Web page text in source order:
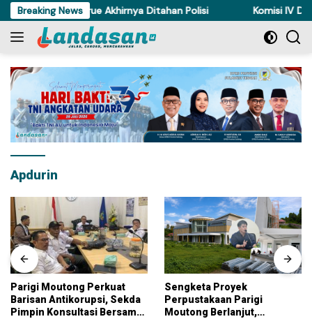
Langsung
ke
konten
Breaking News
Ayam di Torue Akhirnya Ditahan Polisi Komisi IV DPRD
Apdurin
Parigi Moutong Perkuat
Barisan Antikorupsi, Sekda
Pimpin Konsultasi Bersama
Sengketa Proyek
Perpustakaan Parigi
Moutong Berlanjut,